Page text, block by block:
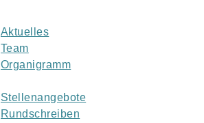
Aktuelles
Team
Organigramm
Stellenangebote
Rundschreiben